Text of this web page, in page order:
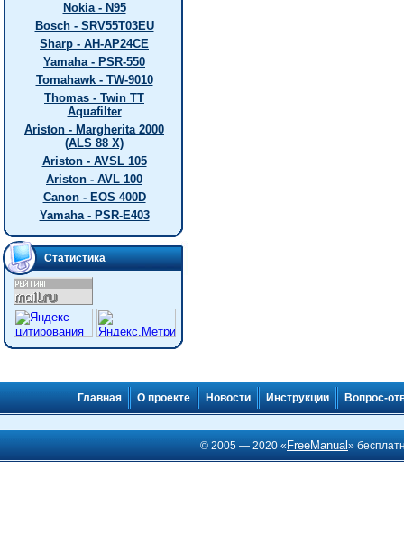
Nokia - N95
Bosch - SRV55T03EU
Sharp - AH-AP24CE
Yamaha - PSR-550
Tomahawk - TW-9010
Thomas - Twin TT
Aquafilter
Ariston - Margherita 2000
(ALS 88 X)
Ariston - AVSL 105
Ariston - AVL 100
Canon - EOS 400D
Yamaha - PSR-E403
Статистика
Главная О проекте Новости Инструкции Вопрос-
© 2005 — 2020 « FreeManual»